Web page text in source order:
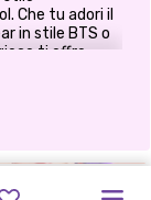
Che tu adori il
in stile BTS o
ti offre